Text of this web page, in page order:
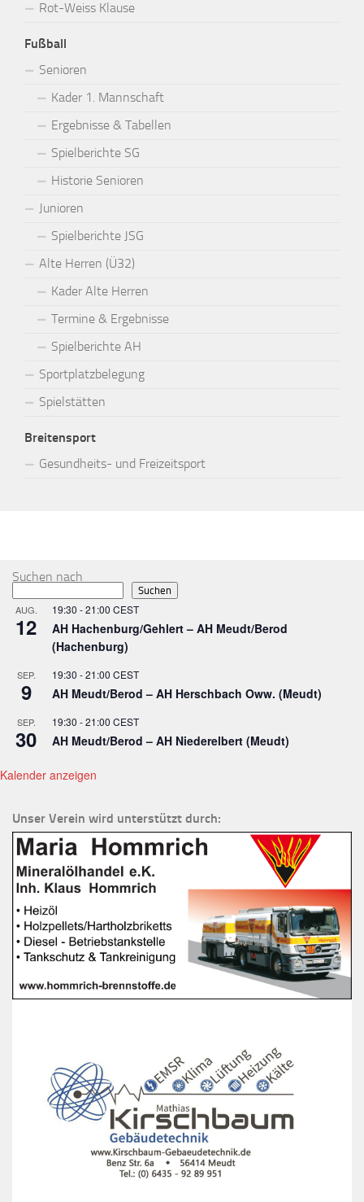
Rot-Weiss Klause
Fußball
Senioren
Kader 1. Mannschaft
Ergebnisse & Tabellen
Spielberichte SG
Historie Senioren
Junioren
Spielberichte JSG
Alte Herren (Ü32)
Kader Alte Herren
Termine & Ergebnisse
Spielberichte AH
Sportplatzbelegung
Spielstätten
Breitensport
Gesundheits- und Freizeitsport
Suchen nach
Suchen
AUG.
12
19:30 -21:00 CEST
AH Hachenburg/Gehlert – AH Meudt/Berod
(Hachenburg)
SEP.
9
19:30 -21:00 CEST
AH Meudt/Berod – AH Herschbach Oww. (Meudt)
SEP.
30
19:30 -21:00 CEST
AH Meudt/Berod – AH Niederelbert (Meudt)
Kalender anzeigen
Unser Verein wird unterstützt durch: